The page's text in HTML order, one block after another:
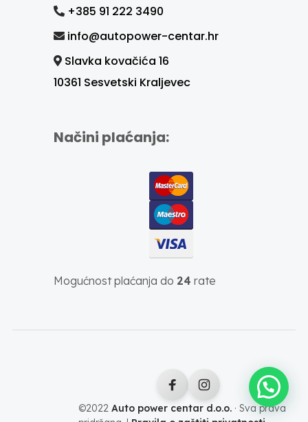
+385 91 222 3490
info@autopower-centar.hr
Slavka kovačića 16
10361 Sesvetski Kraljevec
Načini plaćanja:
Mogućnost plaćanja do 24 rate
©2022 Auto power centar d.o.o.· Sva prava